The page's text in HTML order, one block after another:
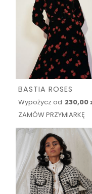
BASTIA ROSES
Wypożycz od 230,00
ZAMÓW PRZYMIARKĘ